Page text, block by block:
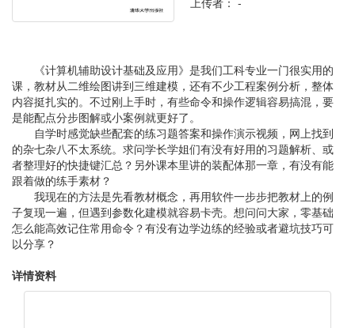
《计算机辅助设计基础及应用》是我们工科专业一门很实用的
课，教材从二维绘图讲到三维建模，还有不少工程案例分析，整体
内容挺扎实的。不过刚上手时，有些命令和操作逻辑容易搞混，要
是能配点分步图解或小案例就更好了。
自学时感觉缺些配套的练习题答案和操作演示视频，网上找到
的杂七杂八不太系统。求问学长学姐们有没有好用的习题解析、或
者整理好的快捷键汇总？另外课本里讲的装配体那一章，有没有能
跟着做的练手素材？
我现在的方法是先看教材概念，再用软件一步步把教材上的例
子复现一遍，但遇到参数化建模就容易卡壳。想问问大家，零基础
怎么能高效记住常用命令？有没有边学边练的经验或者避坑技巧可
以分享？
详情资料